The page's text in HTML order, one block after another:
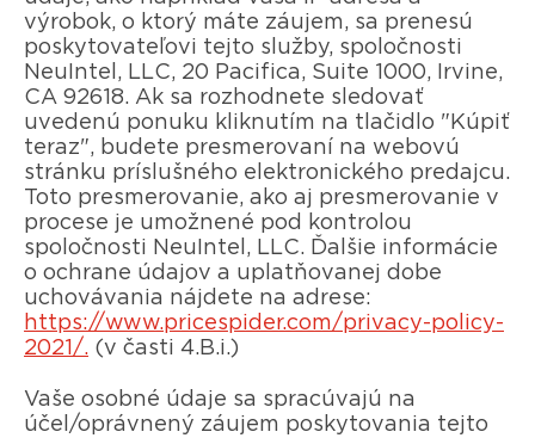
výrobok, o ktorý máte záujem, sa prenesú
poskytovateľovi tejto služby, spoločnosti
NeuIntel, LLC, 20 Pacifica, Suite 1000, Irvine,
CA 92618. Ak sa rozhodnete sledovať
uvedenú ponuku kliknutím na tlačidlo "Kúpiť
teraz", budete presmerovaní na webovú
stránku príslušného elektronického predajcu.
Toto presmerovanie, ako aj presmerovanie v
procese je umožnené pod kontrolou
spoločnosti NeuIntel, LLC. Ďalšie informácie
o ochrane údajov a uplatňovanej dobe
uchovávania nájdete na adrese:
https://www.pricespider.com/privacy-policy-
2021/. (v časti 4.B.i.)
Vaše osobné údaje sa spracúvajú na
účel/oprávnený záujem poskytovania tejto